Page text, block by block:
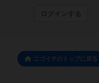
ログインする
ニゴイチのトップに戻る